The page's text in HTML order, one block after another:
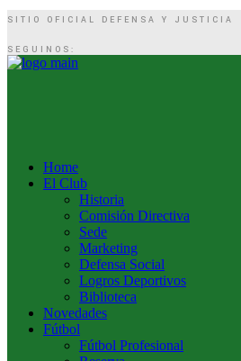
SITIO OFICIAL DEFENSA Y JUSTICIA
SEGUINOS:
Home
El Club
Historia
Comisión Directiva
Sede
Marketing
Defensa Social
Logros Deportivos
Biblioteca
Novedades
Fútbol
Fútbol Profesional